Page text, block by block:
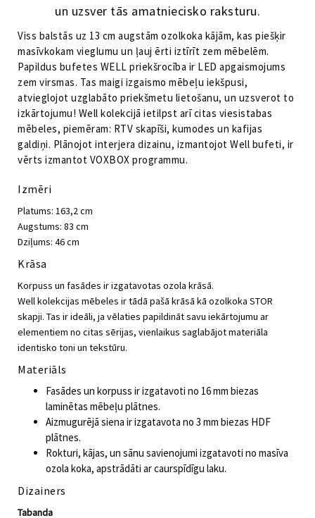
un uzsver tās amatniecisko raksturu.
Viss balstās uz 13 cm augstām ozolkoka kājām, kas piešķir
masīvkokam vieglumu un ļauj ērti iztīrīt zem mēbelēm.
Papildus bufetes WELL priekšrocība ir LED apgaismojums
zem virsmas. Tas maigi izgaismo mēbeļu iekšpusi,
atvieglojot uzglabāto priekšmetu lietošanu, un uzsverot to
izkārtojumu! Well kolekcijā ietilpst arī citas viesistabas
mēbeles, piemēram: RTV skapīši, kumodes un kafijas
galdiņi. Plānojot interjera dizainu, izmantojot Well bufeti, ir
vērts izmantot VOXBOX programmu.
Izmēri
Platums: 163,2 cm
Augstums: 83 cm
Dziļums: 46 cm
Krāsa
Korpuss un fasādes ir izgatavotas ozola krāsā.
Well kolekcijas mēbeles ir tādā pašā krāsā kā ozolkoka STOR
skapji. Tas ir ideāli, ja vēlaties papildināt savu iekārtojumu ar
elementiem no citas sērijas, vienlaikus saglabājot materiāla
identisko toni un tekstūru.
Materiāls
Fasādes un korpuss ir izgatavoti no 16 mm biezas
laminētas mēbeļu plātnes.
Aizmugurējā siena ir izgatavota no 3 mm biezas HDF
plātnes.
Rokturi, kājas, un sānu savienojumi izgatavoti no masīva
ozola koka, apstrādāti ar caurspīdīgu laku.
Dizainers
Tabanda